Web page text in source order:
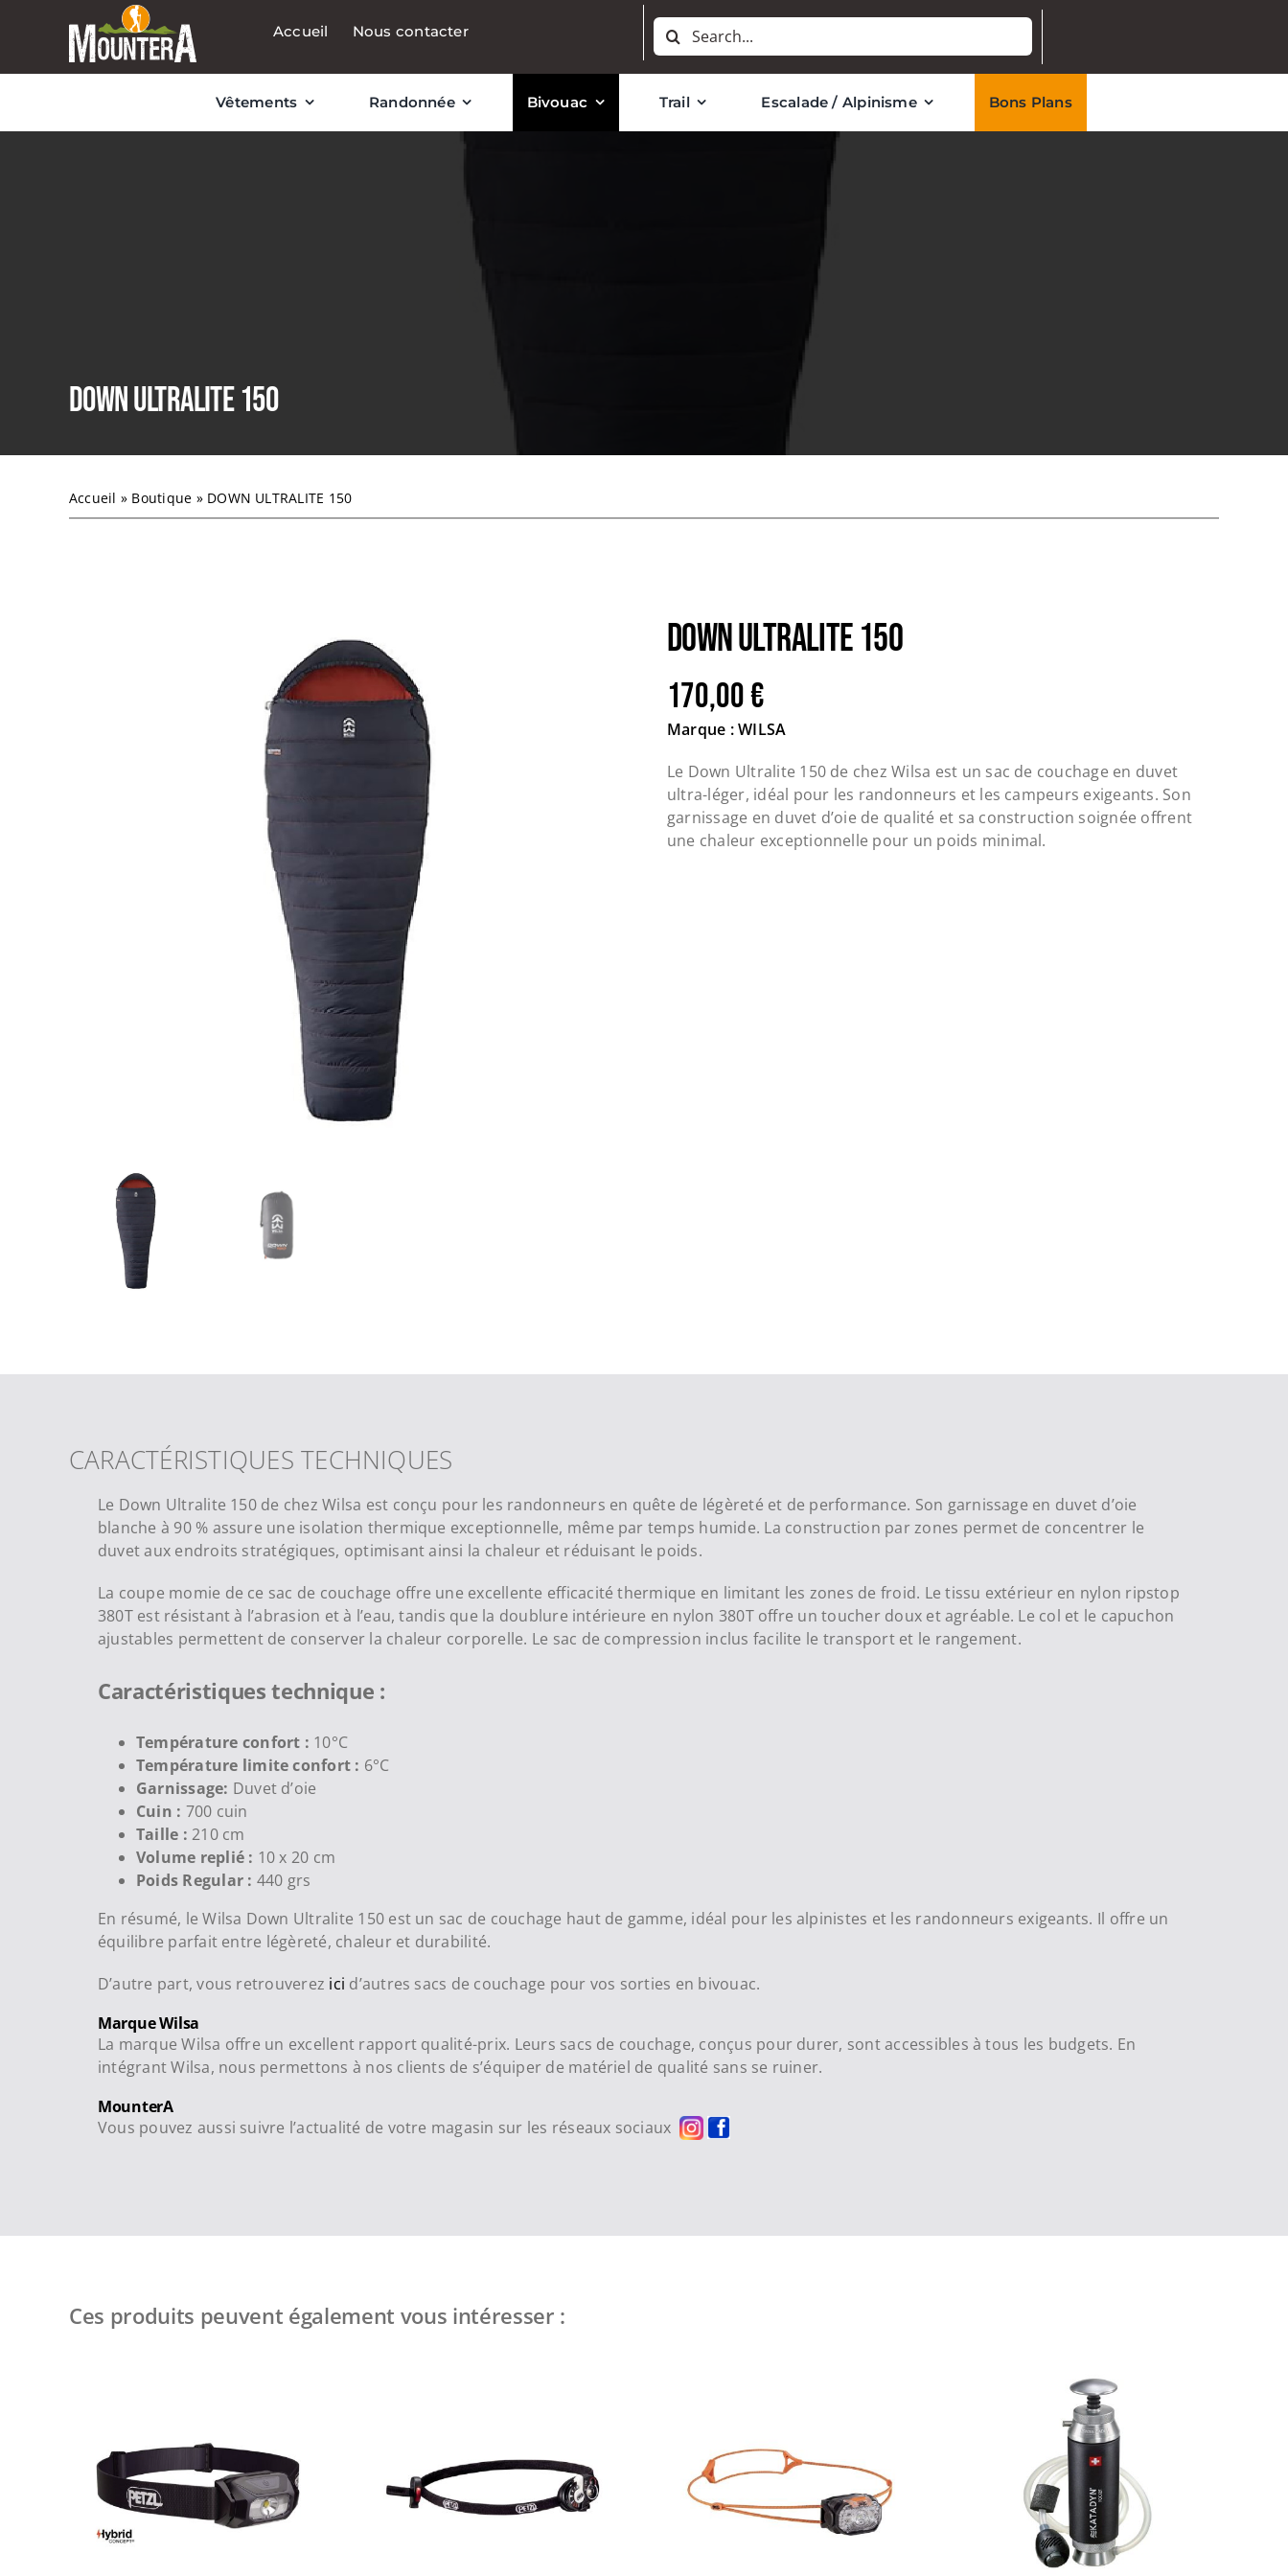
Accueil Nous contacter Rechercher:
Vêtements Randonnée Bivouac Trail Escalade / Alpinisme Bons Plans
DOWN ULTRALITE 150
Accueil » Boutique » DOWN ULTRALITE 150
DOWN ULTRALITE 150
170,00€
Marque : WILSA
Le Down Ultralite 150 de chez Wilsa est un sac de couchage en duvet
ultra-léger, idéal pour les randonneurs et les campeurs exigeants. Son
garnissage en duvet d’oie de qualité et sa construction soignée offrent
une chaleur exceptionnelle pour un poids minimal.
CARACTÉRISTIQUES TECHNIQUES
Le Down Ultralite 150 de chez Wilsa est conçu pour les randonneurs en quête de légèreté et de performance. Son garnissage en duvet d’oie
blanche à 90 % assure une isolation thermique exceptionnelle, même par temps humide. La construction par zones permet de concentrer le
duvet aux endroits stratégiques, optimisant ainsi la chaleur et réduisant le poids.
La coupe momie de ce sac de couchage offre une excellente efficacité thermique en limitant les zones de froid. Le tissu extérieur en nylon ripstop
380T est résistant à l’abrasion et à l’eau, tandis que la doublure intérieure en nylon 380T offre un toucher doux et agréable. Le col et le capuchon
ajustables permettent de conserver la chaleur corporelle. Le sac de compression inclus facilite le transport et le rangement.
Caractéristiques technique :
Température confort : 10°C
Température limite confort : 6°C
Garnissage: Duvet d’oie
Cuin : 700 cuin
Taille :210 cm
Volume replié : 10 x 20 cm
Poids Regular : 440 grs
En résumé, le Wilsa Down Ultralite 150 est un sac de couchage haut de gamme, idéal pour les alpinistes et les randonneurs exigeants. Il offre un
équilibre parfait entre légèreté, chaleur et durabilité.
D’autre part, vous retrouverez ici d’autres sacs de couchage pour vos sorties en bivouac.
Marque Wilsa
La marque Wilsa offre un excellent rapport qualité-prix. Leurs sacs de couchage, conçus pour durer, sont accessibles à tous les budgets. En
intégrant Wilsa, nous permettons à nos clients de s’équiper de matériel de qualité sans se ruiner.
MounterA
Vous pouvez aussi suivre l’actualité de votre magasin sur les réseaux sociaux
Ces produits peuvent également vous intéresser :